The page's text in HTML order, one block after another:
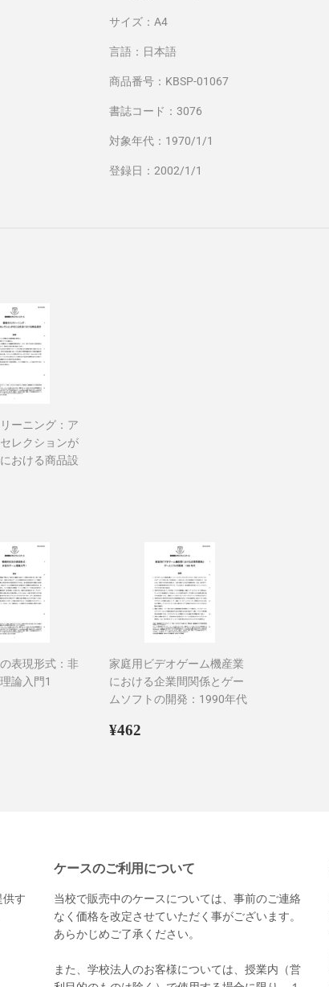
サイズ：A4
言語：日本語
商品番号：KBSP-01067
書誌コード：3076
対象年代：1970/1/1
登録日：2002/1/1
ーニング：ア
レクションが
おける商品設
表現形式：非
論入門1
家庭用ビデオゲーム機産業
における企業間関係とゲー
ムソフトの開発：1990年代
通
¥462
供す
ケースのご利用について
当校で販売中のケースについては、事前のご連絡
なく価格を改定させていただく事がございます。
あらかじめご了承ください。
また、学校法人のお客様については、授業内（営